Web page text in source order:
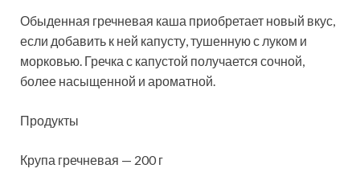
Обыденная гречневая каша приобретает новый вкус,
если добавить к ней капусту, тушенную с луком и
морковью. Гречка с капустой получается сочной,
более насыщенной и ароматной.
Продукты
Крупа гречневая — 200 г